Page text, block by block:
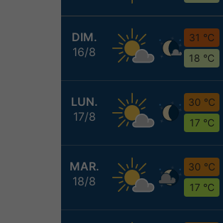
DIM.
16/8
31 °C
18 °C
LUN.
17/8
30 °C
17 °C
MAR.
18/8
30 °C
17 °C